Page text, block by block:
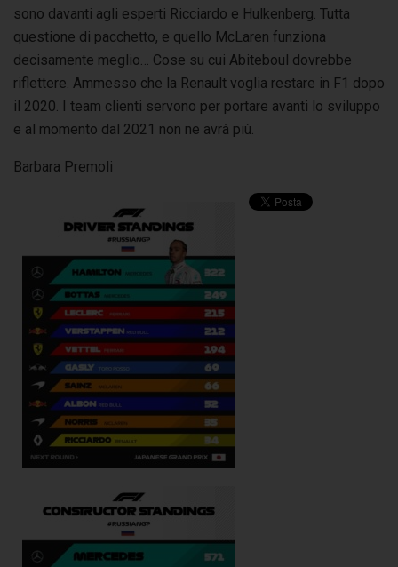
sono davanti agli esperti Ricciardo e Hulkenberg. Tutta
questione di pacchetto, e quello McLaren funziona
decisamente meglio… Cose su cui Abiteboul dovrebbe
riflettere. Ammesso che la Renault voglia restare in F1 dopo
il 2020. I team clienti servono per portare avanti lo sviluppo
e al momento dal 2021 non ne avrà più.
Barbara Premoli